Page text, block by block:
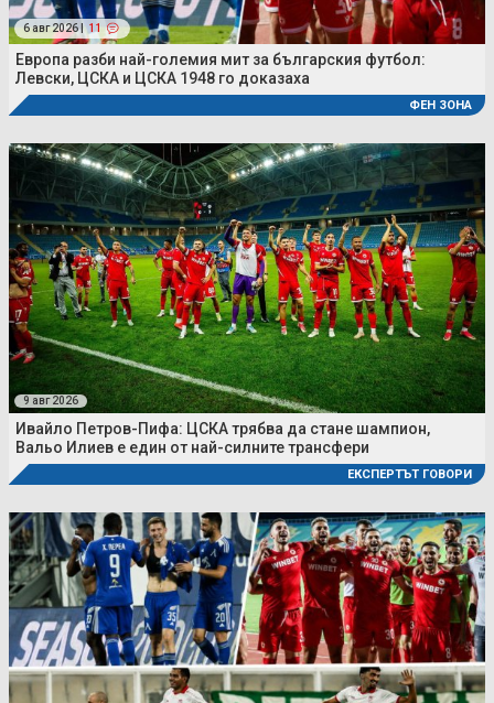
6 авг 2026 | 11
Европа разби най-големия мит за българския футбол:
Левски, ЦСКА и ЦСКА 1948 го доказаха
ФЕН ЗОНА
9 авг 2026
Ивайло Петров-Пифа: ЦСКА трябва да стане шампион,
Вальо Илиев е един от най-силните трансфери
ЕКСПЕРТЪТ ГОВОРИ